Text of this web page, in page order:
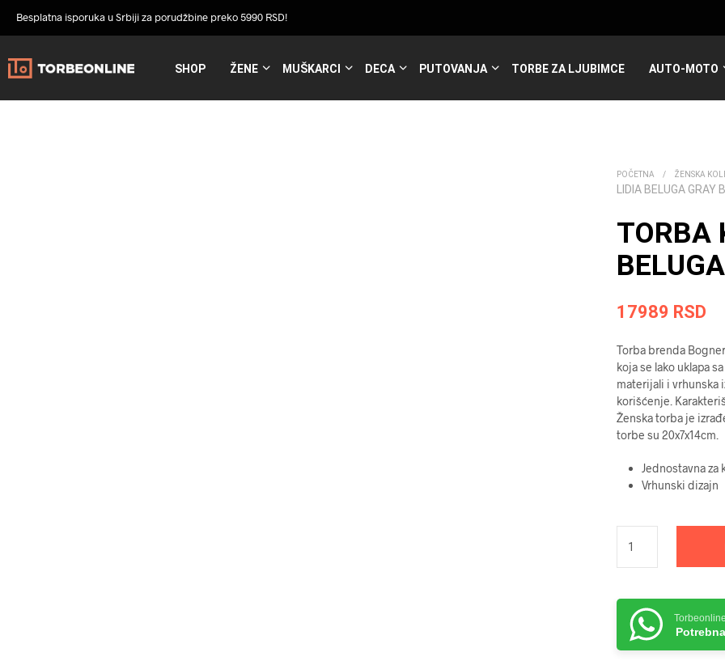
Besplatna isporuka u Srbiji za porudžbine preko 5990 RSD!
SHOP ŽENE MUŠKARCI DECA PUTOVANJA TORBE ZA LJUBIMCE AUTO-MOTO
POČETNA / ŽENSKA
LIDIA BELUGA GRAY
TORBA
17989 RSD
Torba brenda
koja se lako uklapa
materijali i vrhunska
korišćenje.
Ženska torba je
torbe su 20x7x14cm.
Jednostavna za
Vrhunski dizajn
Torbeonline